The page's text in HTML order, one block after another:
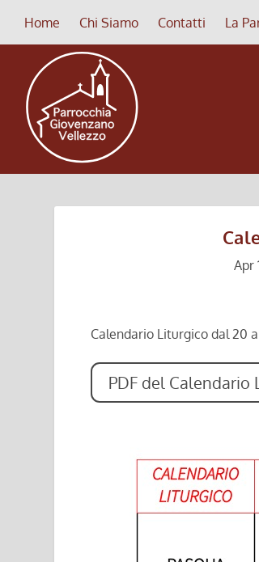
Home Chi Siamo Contatti La
Apr
Calendario Liturgico dal 20
PDF del Calendario